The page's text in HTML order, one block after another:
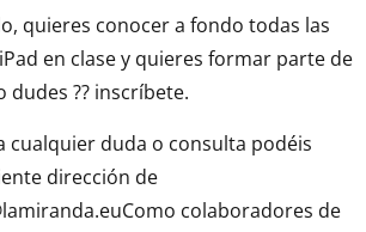
quieres conocer a fondo todas las
en clase y quieres formar parte de
dudes ?? inscríbete.
cualquier duda o consulta podéis
dirección de
colaboradores de